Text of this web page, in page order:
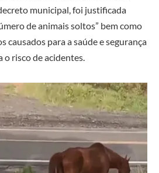
municipal, foi justificada
de animais soltos” bem como
causados para a saúde e segurança
o risco de acidentes.